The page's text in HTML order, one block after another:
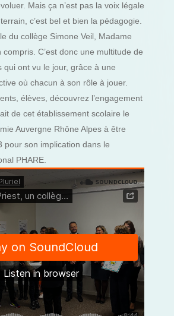
Mais ça n’est pas la voix légale
c’est bel et bien la pédagogie.
du collège Simone Veil, Madame
compris. C’est donc une multitude de
qui ont vu le jour, grâce à une
où chacun à son rôle à jouer.
élèves, découvrez l’engagement
de cet établissement scolaire le
Auvergne Rhône Alpes à être
pour son implication dans le
PHARE.